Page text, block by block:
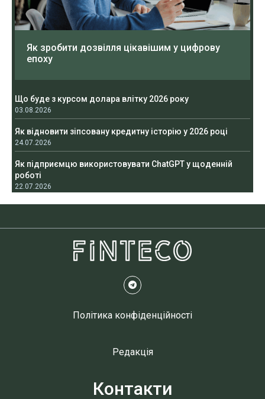
Як зробити дозвілля цікавішим у цифрову
епоху
Що буде з курсом долара влітку 2026 року
03.08.2026
Як відновити зіпсовану кредитну історію у 2026 році
24.07.2026
Як підприємцю використовувати ChatGPT у щоденній
роботі
22.07.2026
Політика конфіденційності
Редакція
Контакти